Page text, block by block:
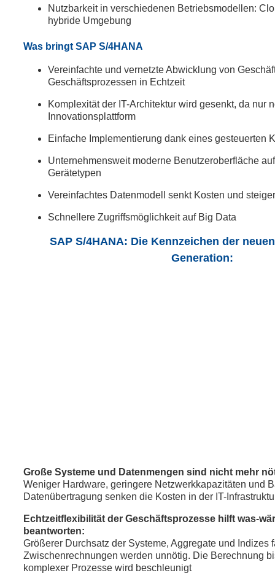
Nutzbarkeit in verschiedenen Betriebsmodellen:
hybride Umgebung
Was bringt SAP S/4HANA
Vereinfachte und vernetzte Abwicklung von
Geschäftsprozessen in Echtzeit
Komplexität der IT-Architektur wird gesenkt, da nur
Innovationsplattform
Einfache Implementierung dank eines gesteuerten
Unternehmensweit moderne Benutzeroberfläche
Gerätetypen
Vereinfachtes Datenmodell senkt Kosten und
Schnellere Zugriffsmöglichkeit auf Big Data
SAP S/4HANA: Die Kennzeichen der
Generation:
Große Systeme und Datenmengen sind nicht mehr
Weniger Hardware, geringere Netzwerkkapazitäten und
Datenübertragung senken die Kosten in der IT-
Echtzeitflexibilität der Geschäftsprozesse hilft was-
beantworten:
Größerer Durchsatz der Systeme, Aggregate und Indizes
Zwischenrechnungen werden unnötig. Die Berechnung
komplexer Prozesse wird beschleunigt